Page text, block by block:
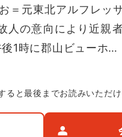
元東北アルフレッ
人の意向により近親
1時に郡山ビューホ…
ると最後までお読みいただけ